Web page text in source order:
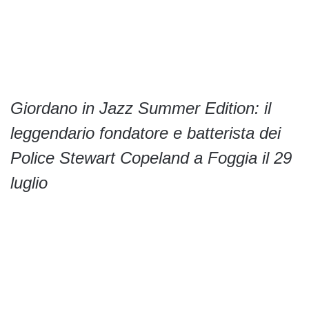
Giordano in Jazz Summer Edition: il
leggendario fondatore e batterista dei
Police Stewart Copeland a Foggia il 29
luglio